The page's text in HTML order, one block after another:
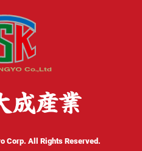
Corp. All Rights Reserved.